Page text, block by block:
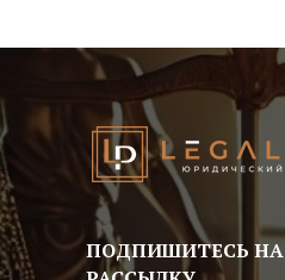
ПОДПИШИТЕСЬ НА